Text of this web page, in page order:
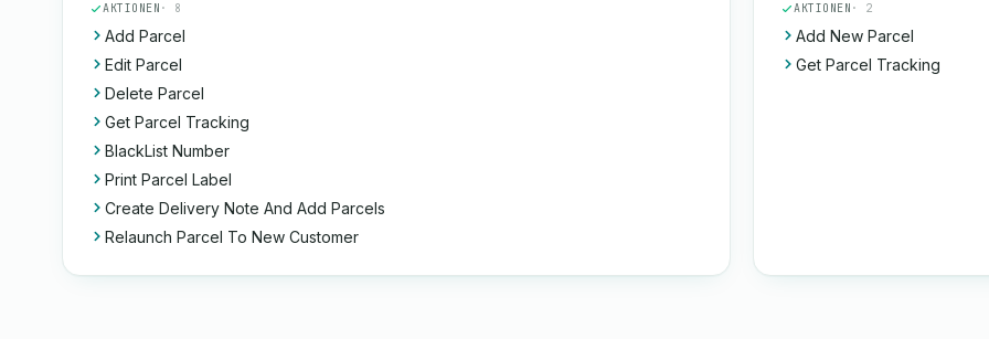
AKTIONEN · 8
Add Parcel
Edit Parcel
Delete Parcel
Get Parcel Tracking
BlackList Number
Print Parcel Label
Create Delivery Note And Add Parcels
Relaunch Parcel To New Customer
AKTIONEN · 2
Add New Parcel
Get Parcel Tracking